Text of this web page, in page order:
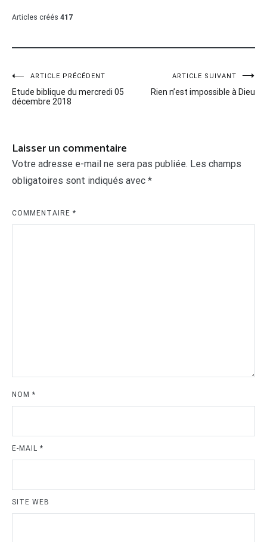
Articles créés 417
Navigation
de
ARTICLE PRÉCÉDENT
Etude biblique du mercredi 05
décembre 2018
ARTICLE SUIVANT
Rien n’est impossible à Dieu
Laisser un commentaire
Votre adresse e-mail ne sera pas publiée. Les champs
obligatoires sont indiqués avec *
COMMENTAIRE *
NOM *
E-MAIL *
SITE WEB